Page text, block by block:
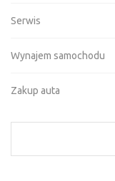
Serwis
Wynajem samochodu
Zakup auta